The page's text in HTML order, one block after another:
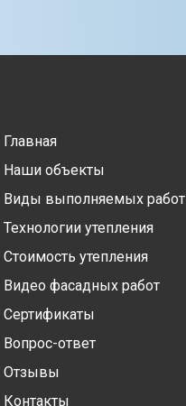
Главная
Наши объекты
Виды выполняемых работ
Технологии утепления
Стоимость утепления
Видео фасадных работ
Сертификаты
Вопрос-ответ
Отзывы
Контакты